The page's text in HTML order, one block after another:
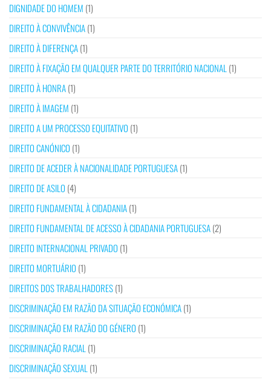
DIGNIDADE DO HOMEM (1)
DIREITO À CONVIVÊNCIA(1)
DIREITO À DIFERENÇA(1)
DIREITO À FIXAÇÃO EM QUALQUER PARTE DO TERRITÓRIO NACIONAL (1)
DIREITO À HONRA(1)
DIREITO À IMAGEM (1)
DIREITO A UM PROCESSO EQUITATIVO (1)
DIREITO CANÓNICO (1)
DIREITO DE ACEDER À NACIONALIDADE PORTUGUESA(1)
DIREITO DE ASILO (4)
DIREITO FUNDAMENTAL À CIDADANIA(1)
DIREITO FUNDAMENTAL DE ACESSO À CIDADANIA PORTUGUESA(2)
DIREITO INTERNACIONAL PRIVADO (1)
DIREITO MORTUÁRIO (1)
DIREITOS DOS TRABALHADORES(1)
DISCRIMINAÇÃO EM RAZÃO DA SITUAÇÃO ECONÓMICA(1)
DISCRIMINAÇÃO EM RAZÃO DO GÉNERO (1)
DISCRIMINAÇÃO RACIAL (1)
DISCRIMINAÇÃO SEXUAL (1)